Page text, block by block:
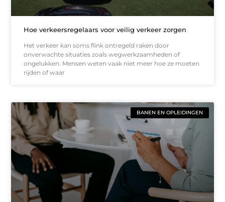
Hoe verkeersregelaars voor veilig verkeer zorgen
Het verkeer kan soms flink ontregeld raken door
onverwachte situaties zoals wegwerkzaamheden of
ongelukken. Mensen weten vaak niet meer hoe ze moeten
rijden of waar
BANEN EN OPLEIDINGEN